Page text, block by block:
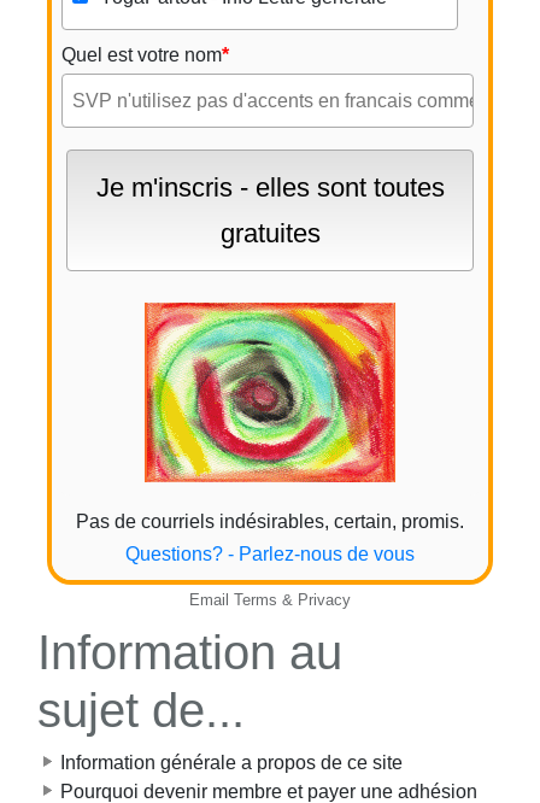
Quel est votre nom*
Pas de courriels indésirables, certain, promis.
Questions? - Parlez-nous de vous
Email Terms & Privacy
Information au
sujet de...
Information générale a propos de ce site
Pourquoi devenir membre et payer une adhésion